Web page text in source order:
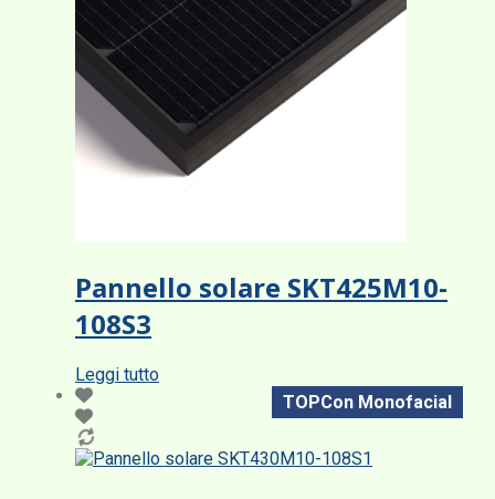
Pannello solare SKT425M10-
108S3
Leggi tutto
TOPCon Monofacial